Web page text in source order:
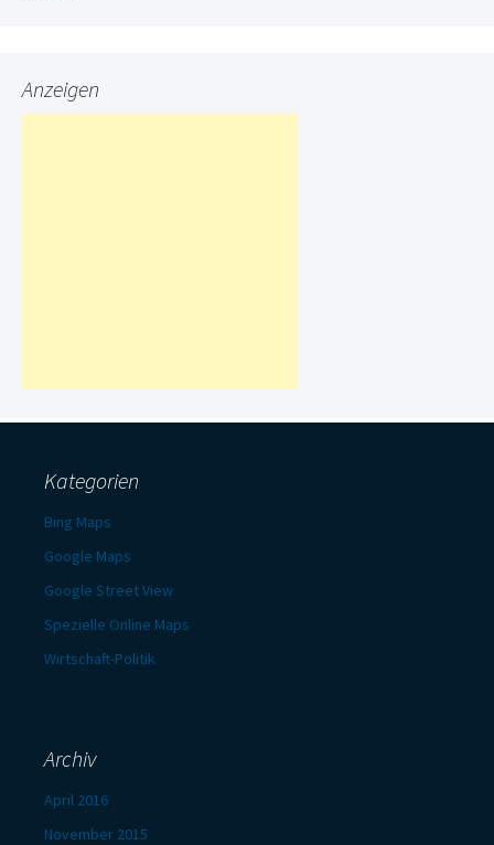
Anzeigen
Kategorien
Bing Maps
Google Maps
Google Street View
Spezielle Online Maps
Wirtschaft-Politik
Archiv
April 2016
November 2015